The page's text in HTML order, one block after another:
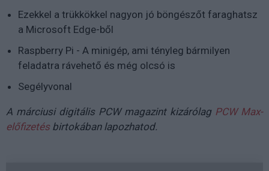
Ezekkel a trükkökkel nagyon jó böngészőt faraghatsz
a Microsoft Edge-ből
Raspberry Pi - A minigép, ami tényleg bármilyen
feladatra rávehető és még olcsó is
Segélyvonal
A márciusi digitális PCW magazint kizárólag PCW Max-
előfizetés birtokában lapozhatod.